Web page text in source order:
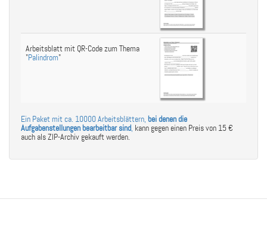
Arbeitsblatt mit QR-Code zum Thema
"Palindrom"
Ein Paket mit ca. 10000 Arbeitsblättern, bei denen die
Aufgabenstellungen bearbeitbar sind, kann gegen einen Preis von 15 €
auch als ZIP-Archiv gekauft werden.